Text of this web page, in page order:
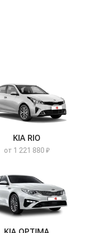
KIA RIO
от 1 221 880 ₽